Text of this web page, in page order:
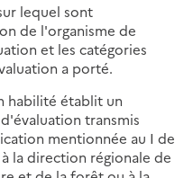
lequel sont
de l'organisme de
et les catégories
a porté.
habilité établit un
transmis
mentionnée au I de
à la direction régionale de